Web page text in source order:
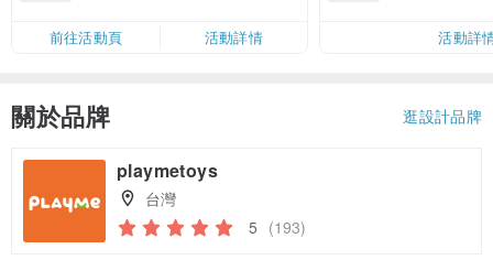
前往活動頁 活動詳情
活動詳
關於品牌 逛設計品牌
playmetoys
台灣
5 (193)